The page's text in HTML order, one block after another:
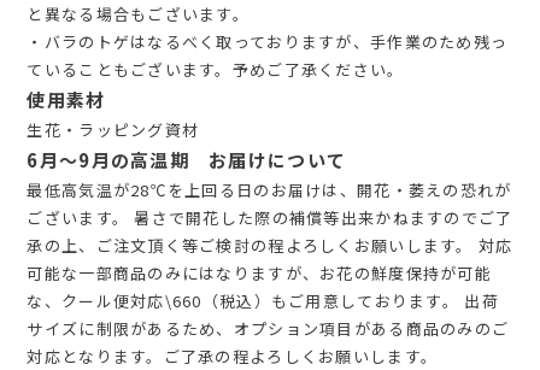
と異なる場合もございます。
・バラのトゲはなるべく取っておりますが、手作業のため残っ
ていることもございます。予めご了承ください。
使用素材
生花・ラッピング資材
6月～9月の高温期 お届けについて
最低高気温が28℃を上回る日のお届けは、開花・萎えの恐れが
ございます。 暑さで開花した際の補償等出来かねますのでご了
承の上、ご注文頂く等ご検討の程よろしくお願いします。 対応
可能な一部商品のみにはなりますが、お花の鮮度保持が可能
な、クール便対応\660（税込）もご用意しております。 出荷
サイズに制限があるため、オプション項目がある商品のみのご
対応となります。ご了承の程よろしくお願いします。